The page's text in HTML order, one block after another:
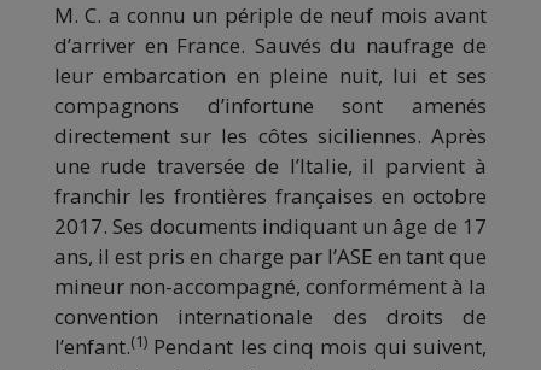
M. C. a connu un périple de neuf mois avant
d’arriver en France. Sauvés du naufrage de
leur embarcation en pleine nuit, lui et ses
compagnons d’infortune sont amenés
directement sur les côtes siciliennes. Après
une rude traversée de l’Italie, il parvient à
franchir les frontières françaises en octobre
2017. Ses documents indiquant un âge de 17
ans, il est pris en charge par l’ASE en tant que
mineur non-accompagné, conformément à la
convention internationale des droits de
l’enfant.(1) Pendant les cinq mois qui suivent,